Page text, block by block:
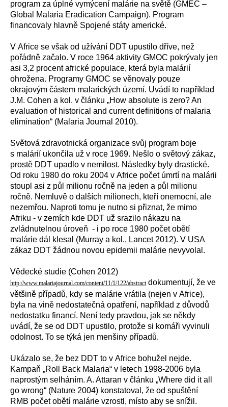
program za úplné vymýcení malárie na světě (GMEC –
Global Malaria Eradication Campaign). Program
financovaly hlavně Spojené státy americké.
V Africe se však od užívání DDT upustilo dříve, než
pořádně začalo. V roce 1964 aktivity GMOC pokrývaly jen
asi 3,2 procent africké populace, která byla malárií
ohrožena. Programy GMOC se věnovaly pouze
okrajovým částem malarických území. Uvádí to například
J.M. Cohen a kol. v článku „How absolute is zero? An
evaluation of historical and current definitions of malaria
elimination“ (Malaria Journal 2010).
Světová zdravotnická organizace svůj program boje
s malárií ukončila už v roce 1969. Nešlo o světový zákaz,
prostě DDT upadlo v nemilost. Následky byly drastické.
Od roku 1980 do roku 2004 v Africe počet úmrtí na malárii
stoupl asi z půl milionu ročně na jeden a půl milionu
ročně. Nemluvě o dalších milionech, kteří onemocní, ale
nezemřou. Naproti tomu je nutno si přiznat, že mimo
Afriku - v zemích kde DDT už srazilo nákazu na
zvládnutelnou úroveň - i po roce 1980 počet obětí
malárie dál klesal (Murray a kol., Lancet 2012). V USA
zákaz DDT žádnou novou epidemii malárie nevyvolal.
Vědecké studie (Cohen 2012)
http://www.malariajournal.com/content/11/1/122/abstract dokumentují, že ve
většině případů, kdy se malárie vrátila (nejen v Africe),
byla na vině nedostatečná opatření, například z důvodů
nedostatku financí. Není tedy pravdou, jak se někdy
uvádí, že se od DDT upustilo, protože si komáři vyvinuli
odolnost. To se týká jen menšiny případů.
Ukázalo se, že bez DDT to v Africe bohužel nejde.
Kampaň „Roll Back Malaria“ v letech 1998-2006 byla
naprostým selháním. A. Attaran v článku „Where did it all
go wrong“ (Nature 2004) konstatoval, že od spuštění
RMB počet obětí malárie vzrostl, místo aby se snížil.